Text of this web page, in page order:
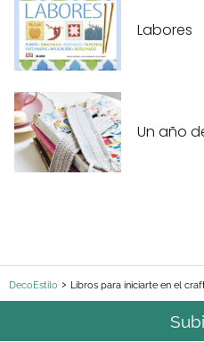
Labores
Un año
DecoEstilo Libros para iniciarte en el